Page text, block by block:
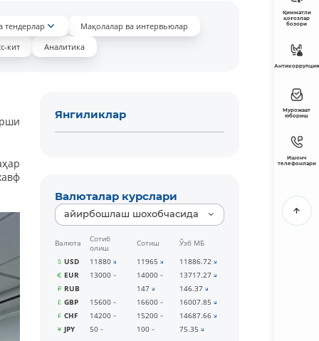
тендерлар
Мақолалар ва интервьюлар
кит
Аналитика
Янгиликлар
Валюталар курслари
айирбошлаш шохобчасида
Валюта
Сотиб
олиш
Сотиш
Ўзб МБ
USD
11880 11965
11886.72
EUR
13000 14000
13717.27
RUB
147
146.37
GBP
15600 16600
16007.85
CHF
14200 15200
14687.66
JPY
50 100 75.35
Қимматли
қоғозлар
бозори
Антикоррупция
Мурожаат
юбориш
Ишонч
телефонлари